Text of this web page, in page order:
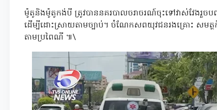
ម៉ូតូនិងម៉ូតូកង់បី ត្រូវបាននគរបាលចរាចរណ៍ចុះទៅវាស់វែងរួច
ដើម្បីដោះស្រាយតាមច្បាប់។ ចំណែកសពយុវជនរងគ្រោះ សមត្
តាមប្រពៃណី ៕\